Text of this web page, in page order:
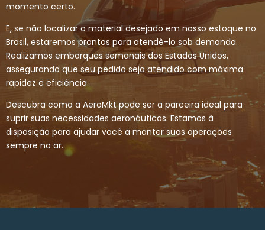
momento certo.
E, se não localizar o material desejado em nosso estoque no
Brasil, estaremos prontos para atendê-lo sob demanda.
Realizamos embarques semanais dos Estados Unidos,
assegurando que seu pedido seja atendido com máxima
rapidez e eficiência.
Descubra como a AeroMkt pode ser a parceira ideal para
suprir suas necessidades aeronáuticas. Estamos à
disposição para ajudar você a manter suas operações
sempre no ar.